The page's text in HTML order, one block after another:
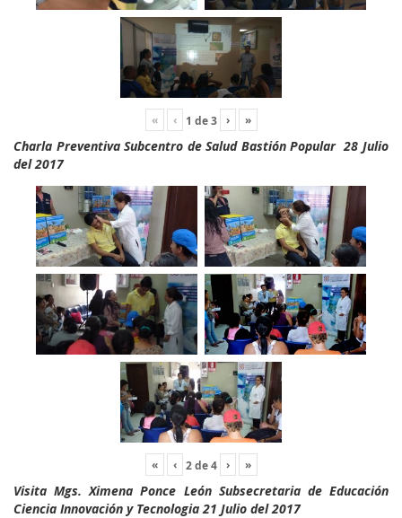
« ‹ 1 de3 › »
Charla Preventiva Subcentro de Salud Bastión Popular 28 Julio
del 2017
« ‹ 2de4 › »
Visita Mgs. Ximena Ponce León Subsecretaria de Educación
Ciencia Innovación y Tecnologia 21 Julio del 2017